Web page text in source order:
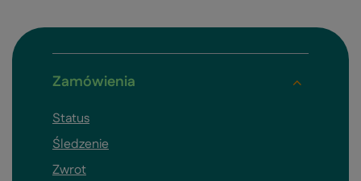
Zamówienia
Status
Śledzenie
Zwrot